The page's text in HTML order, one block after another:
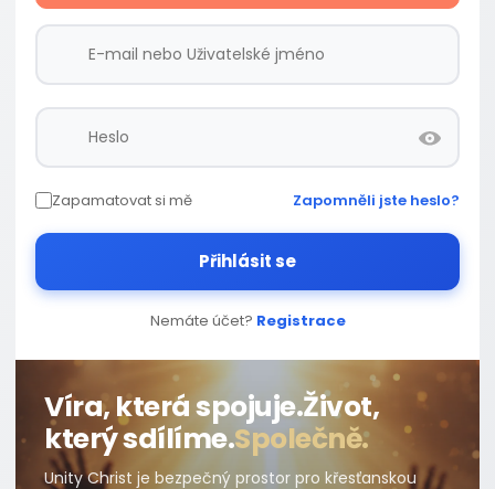
Zapamatovat si mě Zapomněli jste heslo?
Přihlásit se
Nemáte účet? Registrace
Víra, která spojuje.Život,
který sdílíme.Společně.
Unity Christ je bezpečný prostor pro křesťanskou